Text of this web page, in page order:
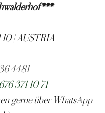
| AUSTRIA
4481
371 10 71
gerne über WhatsApp